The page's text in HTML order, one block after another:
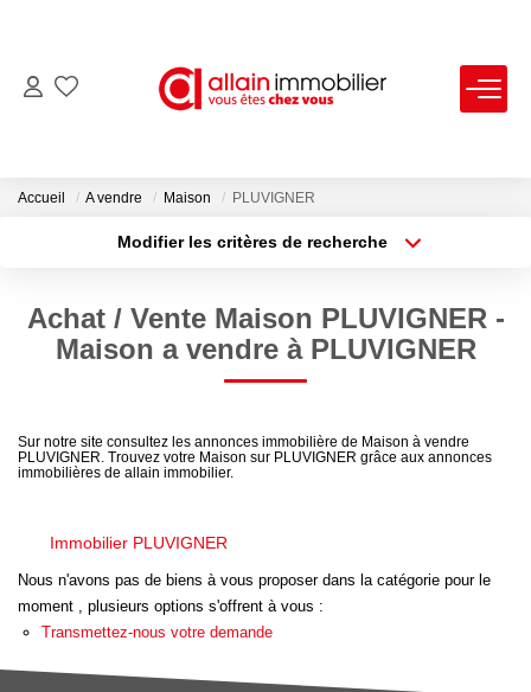
LOCATIONS
SYNDIC
Nous Contacter
Nous Rejoindre
Avis Clients
Nos Actualités
Accueil A vendre Maison PLUVIGNER
Modifier les critères de recherche
Sélectionnez...
Type de bien
Surface min
Créer une alerte
Achat / Vente Maison PLUVIGNER -
Maison a vendre à PLUVIGNER
Sur notre site consultez les annonces immobilière de Maison à vendre
PLUVIGNER. Trouvez votre Maison sur PLUVIGNER grâce aux annonces
immobilières de allain immobilier.
Immobilier PLUVIGNER
Nous n'avons pas de biens à vous proposer dans la catégorie pour le
moment , plusieurs options s'offrent à vous :
Transmettez-nous votre demande